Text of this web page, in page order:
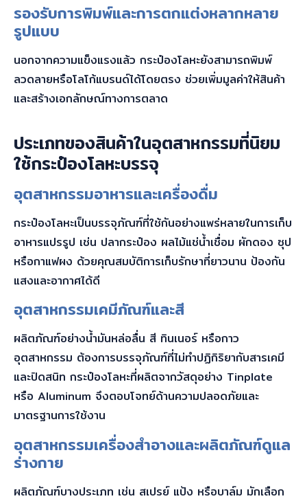
รองรับการพิมพ์และการตกแต่งหลากหลาย
รูปแบบ
นอกจากความแข็งแรงแล้ว กระป๋องโลหะยังสามารถพิมพ์
ลวดลายหรือโลโก้แบรนด์ได้โดยตรง ช่วยเพิ่มมูลค่าให้สินค้า
และสร้างเอกลักษณ์ทางการตลาด
ประเภทของสินค้าในอุตสาหกรรมที่นิยม
ใช้กระป๋องโลหะบรรจุ
อุตสาหกรรมอาหารและเครื่องดื่ม
กระป๋องโลหะเป็นบรรจุภัณฑ์ที่ใช้กันอย่างแพร่หลายในการเก็บ
อาหารแปรรูป เช่น ปลากระป๋อง ผลไม้แช่น้ำเชื่อม ผักดอง ซุป
หรือกาแฟผง ด้วยคุณสมบัติการเก็บรักษาที่ยาวนาน ป้องกัน
แสงและอากาศได้ดี
อุตสาหกรรมเคมีภัณฑ์และสี
ผลิตภัณฑ์อย่างน้ำมันหล่อลื่น สี ทินเนอร์ หรือกาว
อุตสาหกรรม ต้องการบรรจุภัณฑ์ที่ไม่ทำปฏิกิริยากับสารเคมี
และปิดสนิท กระป๋องโลหะที่ผลิตจากวัสดุอย่าง Tinplate
หรือ Aluminum จึงตอบโจทย์ด้านความปลอดภัยและ
มาตรฐานการใช้งาน
อุตสาหกรรมเครื่องสำอางและผลิตภัณฑ์ดูแล
ร่างกาย
ผลิตภัณฑ์บางประเภท เช่น สเปรย์ แป้ง หรือบาล์ม มักเลือก